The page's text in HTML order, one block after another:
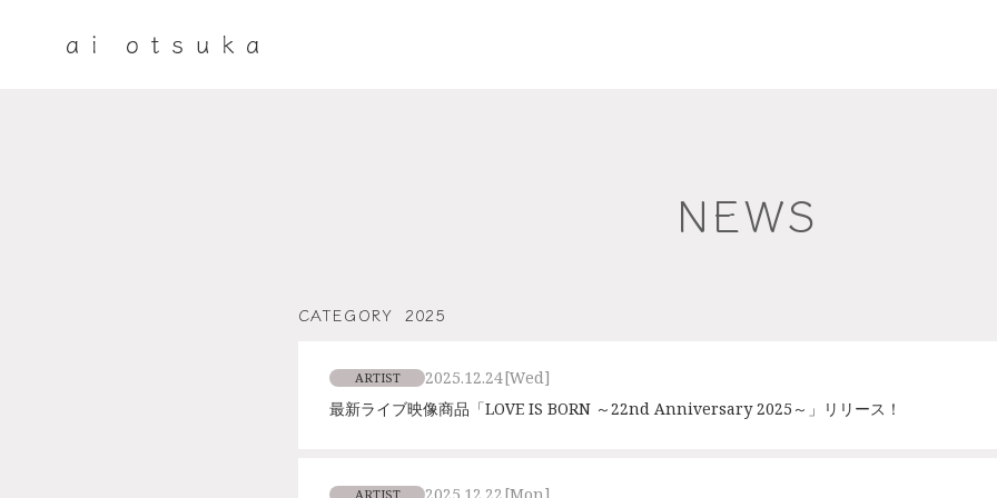
NEWS
CATEGORY 2025
ARTIST 2025.12.24[Wed]
最新ライブ映像商品「LOVE IS BORN ～22nd Anniversary 2025～」リリース！